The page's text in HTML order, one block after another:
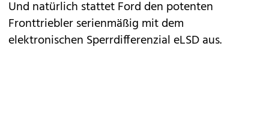
Und natürlich stattet Ford den potenten
Fronttriebler serienmäßig mit dem
elektronischen Sperrdifferenzial eLSD aus.